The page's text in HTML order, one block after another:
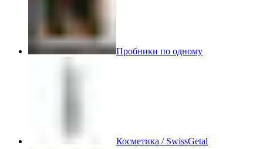
Пробники по одному
Косметика / SwissGetal